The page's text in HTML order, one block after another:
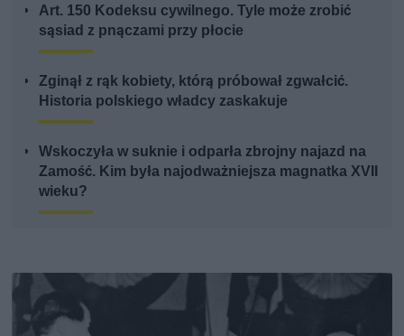
Art. 150 Kodeksu cywilnego. Tyle może zrobić
sąsiad z pnączami przy płocie
Zginął z rąk kobiety, którą próbował zgwałcić.
Historia polskiego władcy zaskakuje
Wskoczyła w suknie i odparła zbrojny najazd na
Zamość. Kim była najodważniejsza magnatka XVII
wieku?